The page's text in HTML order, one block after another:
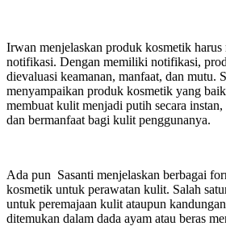
Irwan menjelaskan produk kosmetik
notifikasi. Dengan memiliki notifikasi,
dievaluasi keamanan, manfaat, dan mutu.
menyampaikan produk kosmetik yang
membuat kulit menjadi putih secara
dan bermanfaat bagi kulit penggunanya.
Ada pun Sasanti menjelaskan berbagai
kosmetik untuk perawatan kulit. Salah
untuk peremajaan kulit ataupun
ditemukan dalam dada ayam atau beras